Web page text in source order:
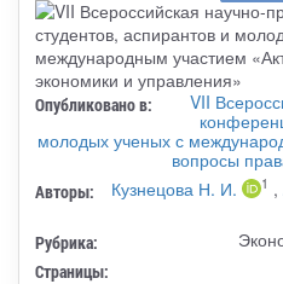
Опубликовано в:
VII
молодых ученых с
вопросы
Авторы: Кузнецова Н. И. 1 ,
Рубрика:
Страницы: